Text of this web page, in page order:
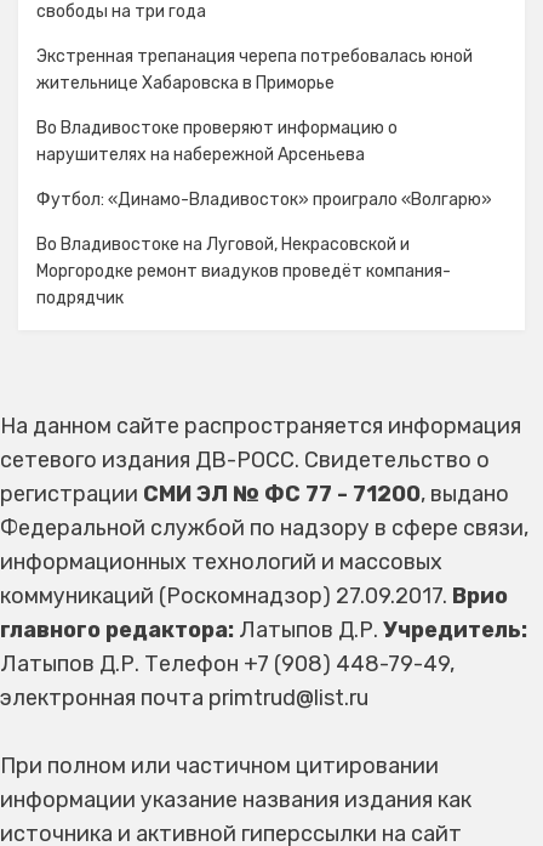
свободы на три года
Экстренная трепанация черепа потребовалась юной
жительнице Хабаровска в Приморье
Во Владивостоке проверяют информацию о
нарушителях на набережной Арсеньева
Футбол: «Динамо-Владивосток» проиграло «Волгарю»
Во Владивостоке на Луговой, Некрасовской и
Моргородке ремонт виадуков проведёт компания-
подрядчик
На данном сайте распространяется информация
сетевого издания ДВ-РОСС. Свидетельство о
регистрации СМИ ЭЛ № ФС 77 - 71200, выдано
Федеральной службой по надзору в сфере связи,
информационных технологий и массовых
коммуникаций (Роскомнадзор) 27.09.2017. Врио
главного редактора: Латыпов Д.Р. Учредитель:
Латыпов Д.Р. Телефон +7 (908) 448-79-49,
электронная почта primtrud@list.ru
При полном или частичном цитировании
информации указание названия издания как
источника и активной гиперссылки на сайт